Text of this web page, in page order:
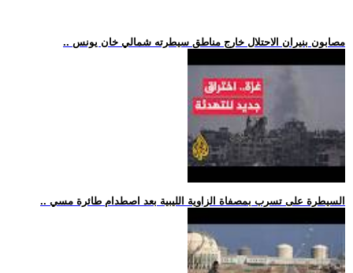
.. مصابون بنيران الاحتلال خارج مناطق سيطرته شمالي خان يونس
.. السيطرة على تسرب بمصفاة الزاوية الليبية بعد اصطدام طائرة مسي